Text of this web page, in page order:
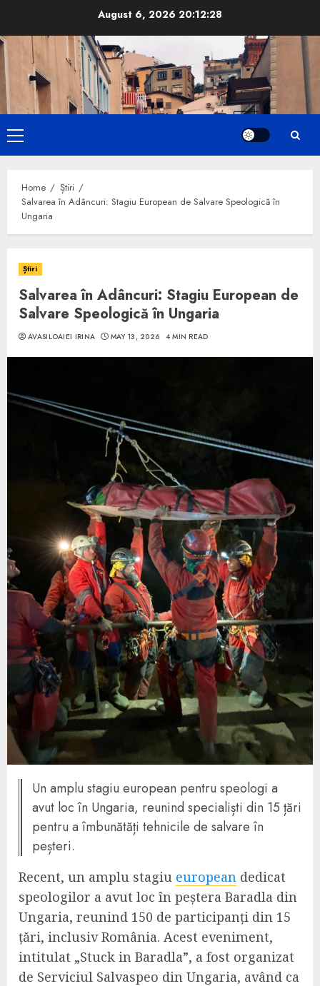
content
August 6, 2026 20:12:29
Primary
Menu
Home
Știri
Salvarea în Adâncuri: Stagiu European de Salvare Speologică în
Ungaria
Știri
Salvarea în Adâncuri: Stagiu European de
Salvare Speologică în Ungaria
AVASILOAIEI IRINA MAY 13, 2026 4 MIN READ
Un amplu stagiu european pentru speologi a
avut loc în Ungaria, reunind specialiști din 15 țări
pentru a îmbunătăți tehnicile de salvare în
peșteri.
Recent, un amplu stagiu european dedicat
speologilor a avut loc în peștera Baradla din
Ungaria, reunind 150 de participanți din 15
țări, inclusiv România. Acest eveniment,
intitulat „Stuck in Baradla”, a fost organizat
de Serviciul Salvaspeo din Ungaria, având ca